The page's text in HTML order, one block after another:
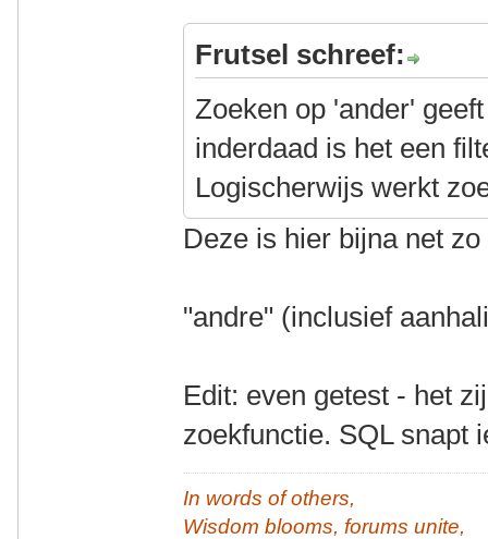
Frutsel schreef:
Zoeken op 'ander'
inderdaad is het een
Logischerwijs werkt
Deze is hier bijna net
"andre" (inclusief
Edit: even getest - het
zoekfunctie. SQL snapt
In words of others,
Wisdom blooms, forums unite,